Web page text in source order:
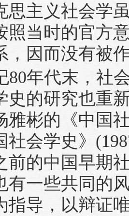
思主义社会学
照当时的官方
，因而没有被
80年代末，社
史的研究也重
雅彬的《中国
社会学史》
前的中国早期
有一些共同的
指导，以辩证